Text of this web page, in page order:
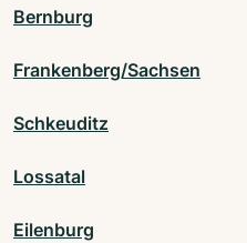
Bernburg
Frankenberg/Sachsen
Schkeuditz
Lossatal
Eilenburg